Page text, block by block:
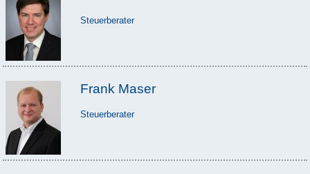
Steuerberater
Frank Maser
Steuerberater